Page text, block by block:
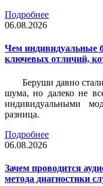
Подробнее
06.08.2026
Чем индивидуальные
ключевых отличий,
Беруши давно
шума, но далеко не
индивидуальными
разница.
Подробнее
06.08.2026
Зачем проводится
метода диагностики